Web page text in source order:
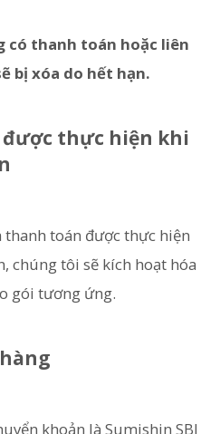
có thanh toán hoặc liên
bị xóa do hết hạn.
thực hiện khi
thanh toán được thực hiện
chúng tôi sẽ kích hoạt hóa
gói tương ứng.
khoản là Sumishin SBI